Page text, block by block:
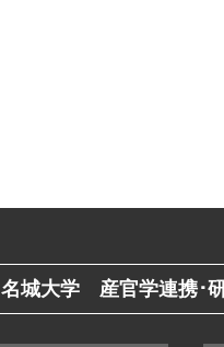
名城大学 産官学連携･研